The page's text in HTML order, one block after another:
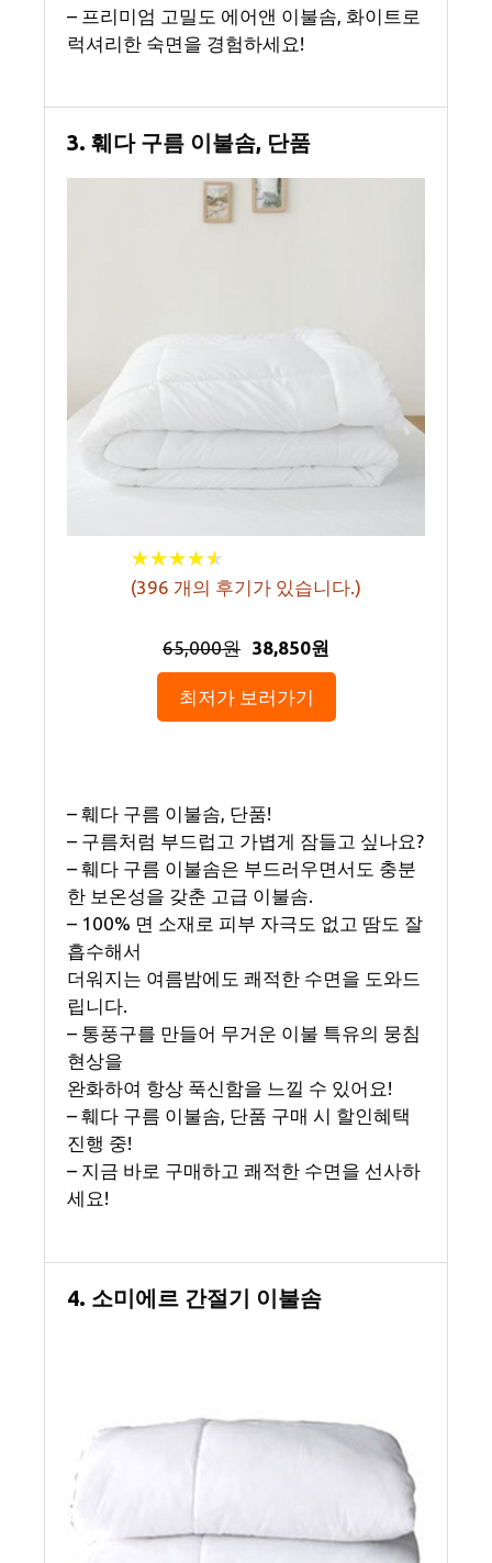
– 프리미엄 고밀도 에어앤 이불솜, 화이트로
럭셔리한 숙면을 경험하세요!
3. 훼다 구름 이불솜, 단품
★★★★★
★★★★★
(396 개의 후기가 있습니다.)
65,000원 38,850원
최저가 보러가기
– 훼다 구름 이불솜, 단품!
– 구름처럼 부드럽고 가볍게 잠들고 싶나요?
– 훼다 구름 이불솜은 부드러우면서도 충분
한 보온성을 갖춘 고급 이불솜.
– 100% 면 소재로 피부 자극도 없고 땀도 잘
흡수해서
더워지는 여름밤에도 쾌적한 수면을 도와드
립니다.
– 통풍구를 만들어 무거운 이불 특유의 뭉침
현상을
완화하여 항상 푹신함을 느낄 수 있어요!
– 훼다 구름 이불솜, 단품 구매 시 할인혜택
진행 중!
– 지금 바로 구매하고 쾌적한 수면을 선사하
세요!
4. 소미에르 간절기 이불솜